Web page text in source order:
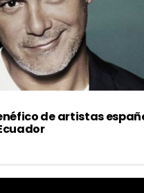
de artistas